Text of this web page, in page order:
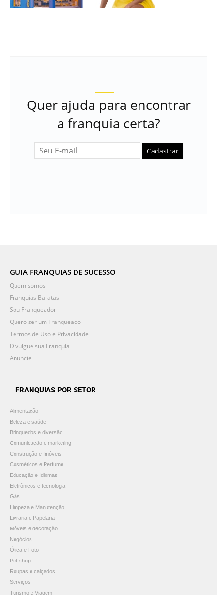
Quer ajuda para encontrar
a franquia certa?
Cadastrar
GUIA FRANQUIAS DE SUCESSO
Quem somos
Franquias Baratas
Sou Franqueador
Quero ser um Franqueado
Termos de Uso e Privacidade
Divulgue sua Franquia
Anuncie
FRANQUIAS POR SETOR
Alimentação
Beleza e saúde
Brinquedos e diversão
Comunicação e marketing
Construção e Imóveis
Cosméticos e Perfume
Educação e Idiomas
Eletrônicos e tecnologia
Gás
Limpeza e Manutenção
Livraria e Papelaria
Móveis e decoração
Negócios
Ótica e Foto
Pet shop
Roupas e calçados
Serviços
Turismo e Viagem